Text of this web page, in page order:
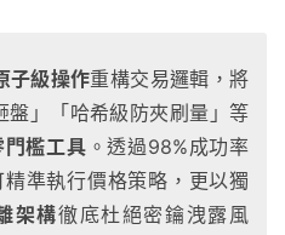
子級操作重構交易邏輯，將
盤」「哈希級防夾刷量」等
門檻工具 。透過98%成功率
準執行價格策略，更以獨
架構徹底杜絕密鑰洩露風